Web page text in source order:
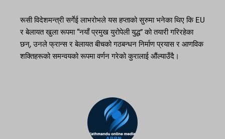
रूसी विदेशमन्त्री सर्गेई लाभरोभले यस हप्ताको सुरुमा भनेका थिए कि EU
र बेलायत खुला रूपमा “नयाँ प्रमुख युरोपेली युद्ध” को तयारी गरिरहेका
छन्, उनले फ्रान्स र बेलायत बीचको गठबन्धन निर्माण प्रयास र आणविक
शक्तिहरूको समन्वयको रूपमा वर्णन गरेको कुरालाई औंल्याउँदै।